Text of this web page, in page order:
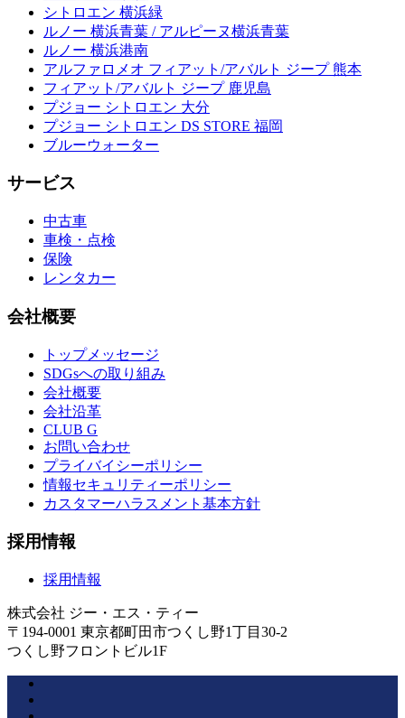
シトロエン 横浜緑
ルノー 横浜青葉 / アルピーヌ横浜青葉
ルノー 横浜港南
アルファロメオ フィアット/アバルト ジープ 熊本
フィアット/アバルト ジープ 鹿児島
プジョー シトロエン 大分
プジョー シトロエン DS STORE 福岡
ブルーウォーター
サービス
中古車
車検・点検
保険
レンタカー
会社概要
トップメッセージ
SDGsへの取り組み
会社概要
会社沿革
CLUB G
お問い合わせ
プライバイシーポリシー
情報セキュリティーポリシー
カスタマーハラスメント基本方針
採用情報
採用情報
株式会社 ジー・エス・ティー
〒194-0001 東京都町田市つくし野1丁目30-2
つくし野フロントビル1F